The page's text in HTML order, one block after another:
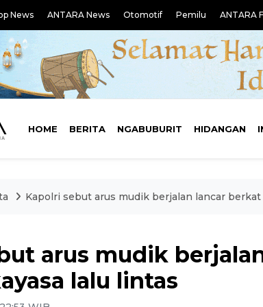
News ANTARA News Otomotif Pemilu ANTARA
HOME BERITA NGABUBURIT HIDANGAN
Kapolri sebut arus mudik berjalan lancar
arus mudik
lalu lintas